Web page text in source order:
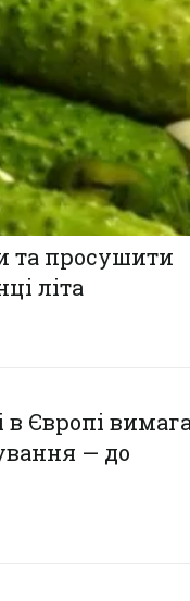
та просушити
літа
в Європі
— до